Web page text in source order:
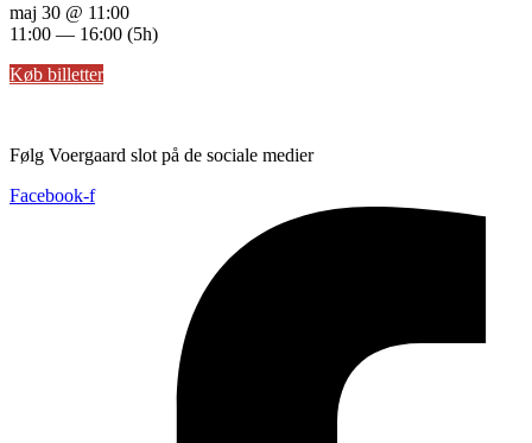
maj 30 @ 11:00
11:00 — 16:00 (5h)
Køb billetter
Følg Voergaard slot på de sociale medier
Facebook-f